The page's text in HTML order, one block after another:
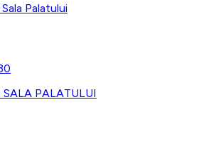
Palatului
SALA PALATULUI